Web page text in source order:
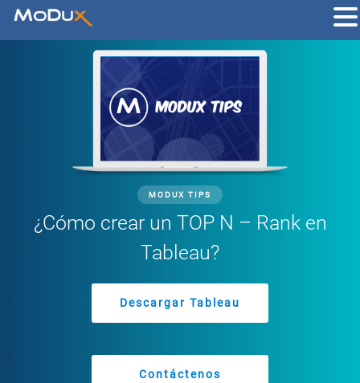
MODUX TIPS
¿Cómo crear un TOP N – Rank en
Tableau?
Descargar Tableau
Contáctenos